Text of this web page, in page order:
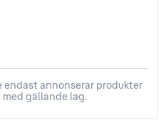
annonserar produkter
gällande lag.